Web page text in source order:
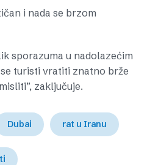
i nada se brzom
sporazuma u nadolazećim
turisti vratiti znatno brže
zaključuje.
Dubai rat u Iranu